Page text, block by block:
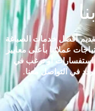
أفضل خدمات الصباغة
عملائنا بأعلى معايير
استفسارات أو ترغب في
في التواصل معنا.